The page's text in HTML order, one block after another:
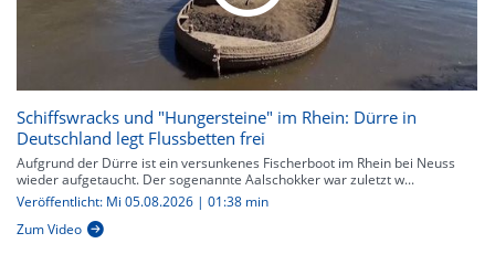
Schiffswracks und "Hungersteine" im Rhein: Dürre in
Deutschland legt Flussbetten frei
Aufgrund der Dürre ist ein versunkenes Fischerboot im Rhein bei Neuss
wieder aufgetaucht. Der sogenannte Aalschokker war zuletzt w...
Veröffentlicht: Mi 05.08.2026 | 01:38 min
Zum Video